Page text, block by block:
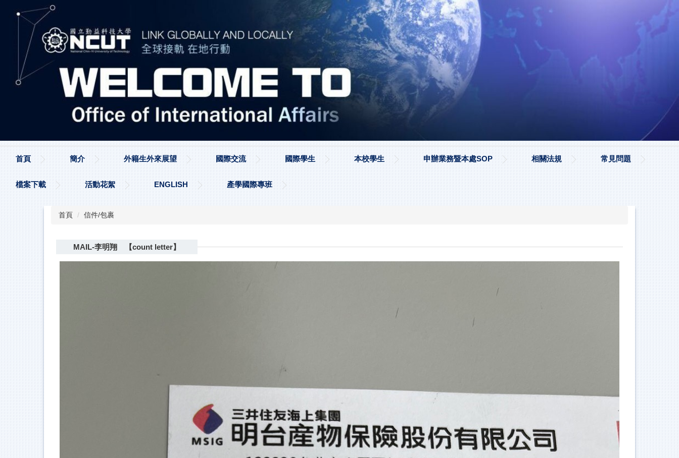
首頁 簡介 外籍生外來展望 國際交流 國際學生 本校學生 申辦業務暨本處SOP 相關法規 常見問題
檔案下載 活動花絮 ENGLISH 產學國際專班
首頁 信件/包裹
MAIL-李明翔 【count letter】